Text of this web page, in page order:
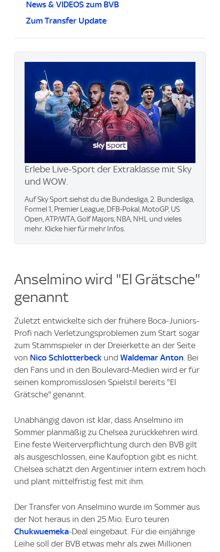
News & VIDEOS zum BVB
Zum Transfer Update
Erlebe Live-Sport der Extraklasse mit Sky
und WOW.
Auf Sky Sport siehst du die Bundesliga, 2. Bundesliga,
Formel 1, Premier League, DFB-Pokal, MotoGP, US
Open, ATP/WTA, Golf Majors, NBA, NHL und vieles
mehr. Klicke hier für mehr Infos.
Anselmino wird "El Grätsche"
genannt
Zuletzt entwickelte sich der frühere Boca-Juniors-
Profi nach Verletzungsproblemen zum Start sogar
zum Stammspieler in der Dreierkette an der Seite
von Nico Schlotterbeck und Waldemar Anton . Bei
den Fans und in den Boulevard-Medien wird er für
seinen kompromisslosen Spielstil bereits "El
Grätsche" genannt.
Unabhängig davon ist klar, dass Anselmino im
Sommer planmäßig zu Chelsea zurückkehren wird.
Eine feste Weiterverpflichtung durch den BVB gilt
als ausgeschlossen, eine Kaufoption gibt es nicht.
Chelsea schätzt den Argentinier intern extrem hoch
und plant mittelfristig fest mit ihm.
Der Transfer von Anselmino wurde im Sommer aus
der Not heraus in den 25 Mio. Euro teuren
Chukwuemeka-Deal eingebaut. Für die einjährige
Leihe soll der BVB etwas mehr als zwei Millionen